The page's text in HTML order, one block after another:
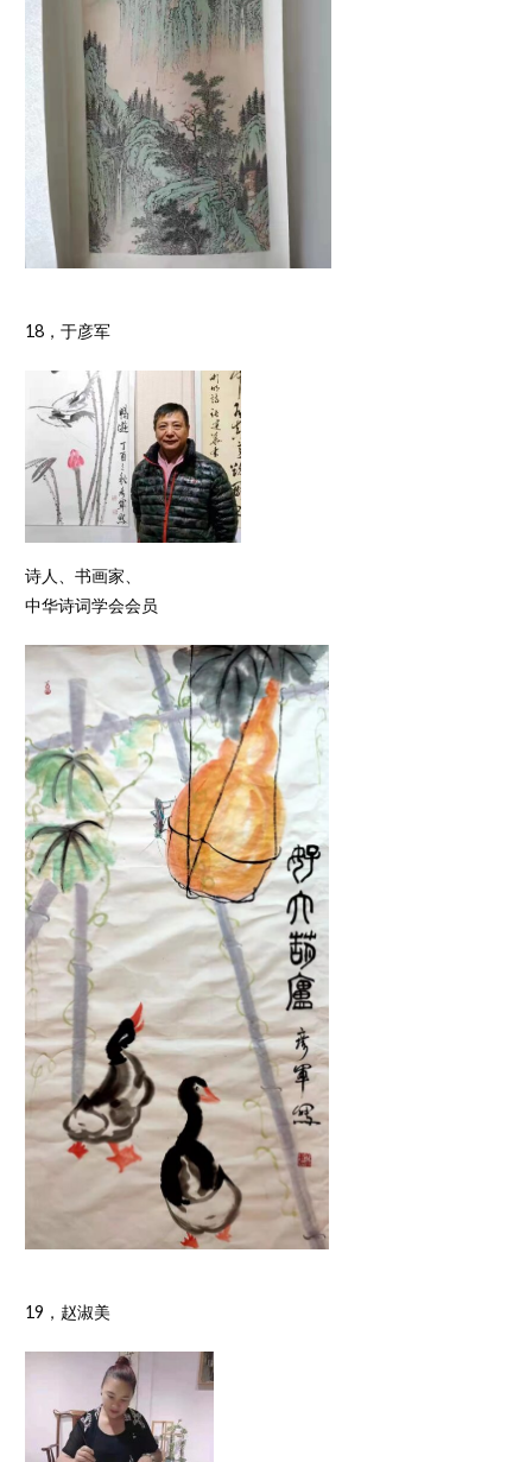
18，于彦军
诗人、书画家、
中华诗词学会会员
19，赵淑美